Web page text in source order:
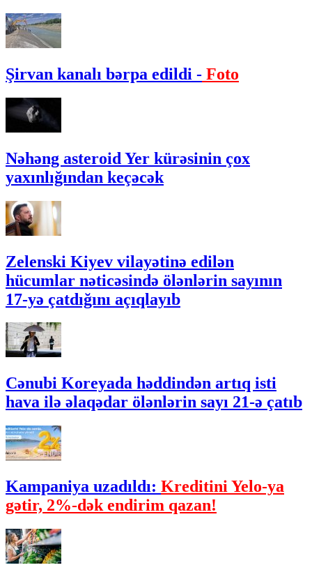
Şirvan kanalı bərpa edildi - Foto
Nəhəng asteroid Yer kürəsinin çox
yaxınlığından keçəcək
Zelenski Kiyev vilayətinə edilən
hücumlar nəticəsində ölənlərin sayının
17-yə çatdığını açıqlayıb
Cənubi Koreyada həddindən artıq isti
hava ilə əlaqədar ölənlərin sayı 21-ə çatıb
Kampaniya uzadıldı: Kreditini Yelo-ya
gətir, 2%-dək endirim qazan!